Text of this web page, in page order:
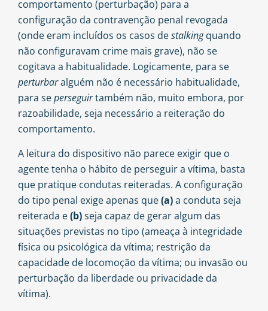
comportamento (perturbação) para a
configuração da contravenção penal revogada
(onde eram incluídos os casos destalkingquando
não configuravam crime mais grave), não se
cogitava a habitualidade. Logicamente, para se
perturbaralguém não é necessário habitualidade,
para seperseguirtambém não, muito embora, por
razoabilidade, seja necessário a reiteração do
comportamento.
A leitura do dispositivo não parece exigir que o
agente tenha o hábito de perseguir a vítima, basta
que pratique condutas reiteradas. A configuração
do tipo penal exige apenas que(a)a conduta seja
reiterada e(b)seja capaz de gerar algum das
situações previstas no tipo (ameaça à integridade
física ou psicológica da vítima; restrição da
capacidade de locomoção da vítima; ou invasão ou
perturbação da liberdade ou privacidade da
vítima).